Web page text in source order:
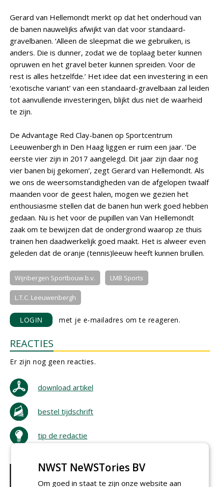
Gerard van Hellemondt merkt op dat het onderhoud van
de banen nauwelijks afwijkt van dat voor standaard-
gravelbanen. ‘Alleen de sleepmat die we gebruiken, is
anders. Die is dunner, zodat we de toplaag beter kunnen
opruwen en het gravel beter kunnen spreiden. Voor de
rest is alles hetzelfde.’ Het idee dat een investering in een
‘exotische variant’ van een standaard-gravelbaan zal leiden
tot aanvullende investeringen, blijkt dus niet de waarheid
te zijn.
De Advantage Red Clay-banen op Sportcentrum
Leeuwenbergh in Den Haag liggen er ruim een jaar. ‘De
eerste vier zijn in 2017 aangelegd. Dit jaar zijn daar nog
vier banen bij gekomen’, zegt Gerard van Hellemondt. Als
we ons de weersomstandigheden van de afgelopen twaalf
maanden voor de geest halen, mogen we gezien het
enthousiasme stellen dat de banen hun werk goed hebben
gedaan. Nu is het voor de pupillen van Van Hellemondt
zaak om te bewijzen dat de ondergrond waarop ze thuis
trainen hen daadwerkelijk goed maakt. Het is alweer even
geleden dat de oranje (tennis)leeuw heeft kunnen brullen.
Wijnbergen Sportbouw b.v. LMB Sports
L.T.C. Leeuwenbergh
LOGIN met je e-mailadres om te reageren.
REACTIES
Er zijn nog geen reacties.
download artikel
bestel tijdschrift
tip de redactie
NWST NeWSTories BV
Om goed in staat te zijn onze website aan